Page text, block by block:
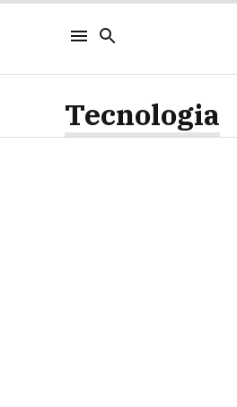
Tecnologia